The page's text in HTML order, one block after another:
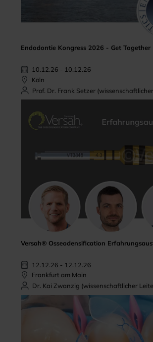
Endodontie Kongress 2026 - Get Together
10.12.26 - 10.12.26
Köln
Prof. Dr. Frank Setzer
Versah® Osseodensification
12.12.26 - 12.12.26
Frankfurt am Main
Dr. Kai Zwanzig (wissenschaftlicher